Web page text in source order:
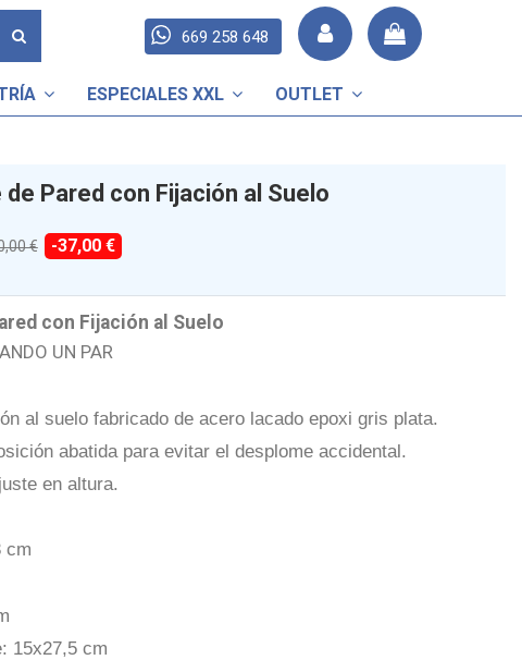
669 258 648
ESPECIALES XXL OUTLET
Pared con Fijación al Suelo
€ -37,00 €
con Fijación al Suelo
UN PAR
al suelo fabricado de acero lacado epoxi gris plata.
abatida para evitar el desplome accidental.
en altura.
cm
15x27,5 cm